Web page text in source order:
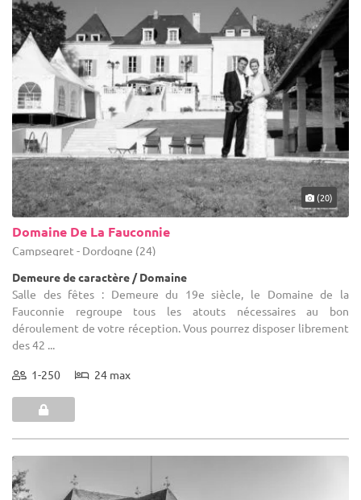
(20)
Domaine De La Fauconnie
Campsegret - Dordogne (24)
Demeure de caractère / Domaine
Salle des fêtes : Demeure du 19e siècle, le Domaine de la
Fauconnie regroupe tous les atouts nécessaires au bon
déroulement de votre réception. Vous pourrez disposer librement
des 42 ...
1-250 24 max